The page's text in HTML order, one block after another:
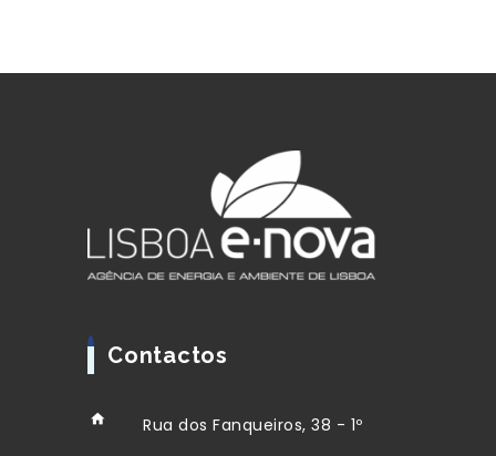
Contactos
Rua dos Fanqueiros, 38 - 1º